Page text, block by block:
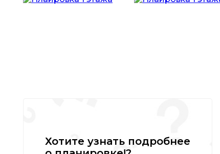
Хотите узнать подробнее